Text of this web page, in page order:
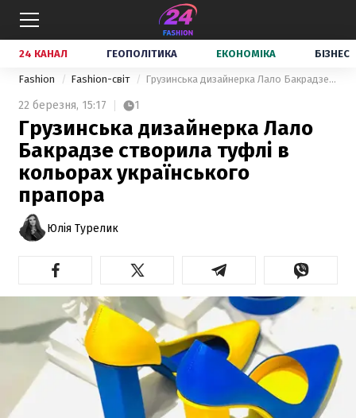
24 КАНАЛ ГЕОПОЛІТИКА ЕКОНОМІКА БІЗНЕС
Fashion Fashion-світ Грузинська дизайнерка Лало Бакрадзе створила туфлі в кольорах українського прапора
22 березня, 15:17 1
Грузинська дизайнерка Лало
Бакрадзе створила туфлі в
кольорах українського
прапора
Юлія Турелик